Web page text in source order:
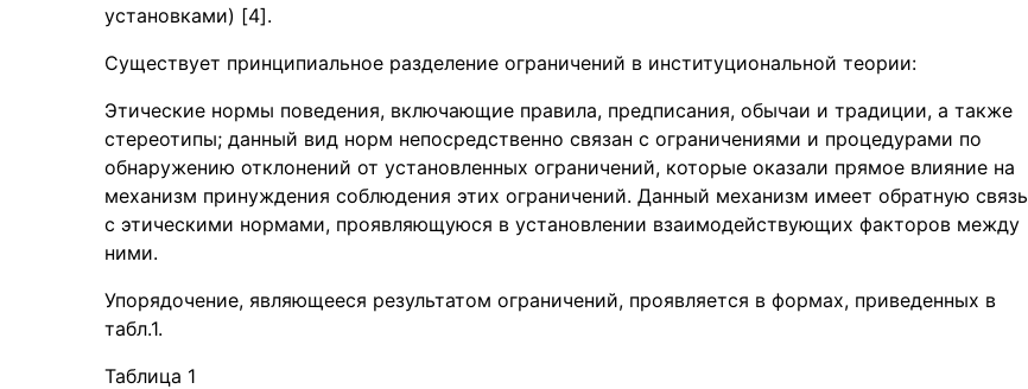
установками) [4].
Существует принципиальное разделение ограничений в институциональной теории:
Этические нормы поведения, включающие правила, предписания, обычаи и традиции, а также
стереотипы; данный вид норм непосредственно связан с ограничениями и процедурами по
обнаружению отклонений от установленных ограничений, которые оказали прямое влияние на
механизм принуждения соблюдения этих ограничений. Данный механизм имеет обратную связь
с этическими нормами, проявляющуюся в установлении взаимодействующих факторов между
ними.
Упорядочение, являющееся результатом ограничений, проявляется в формах, приведенных в
табл.1.
Таблица 1